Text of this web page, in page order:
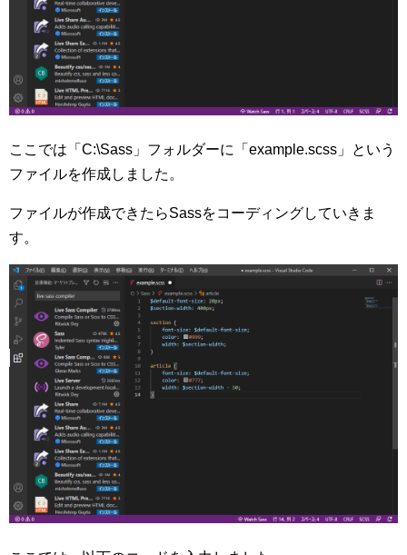
ここでは「C:\Sass」フォルダーに「example.scss」という
ファイルを作成しました。
ファイルが作成できたらSassをコーディングしていきま
す。